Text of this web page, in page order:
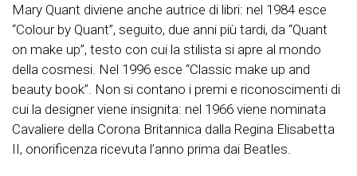
Mary Quant diviene anche autrice di libri: nel 1984 esce
“Colour by Quant”, seguito, due anni più tardi, da “Quant
on make up”, testo con cui la stilista si apre al mondo
della cosmesi. Nel 1996 esce “Classic make up and
beauty book”. Non si contano i premi e riconoscimenti di
cui la designer viene insignita: nel 1966 viene nominata
Cavaliere della Corona Britannica dalla Regina Elisabetta
II, onorificenza ricevuta l’anno prima dai Beatles.